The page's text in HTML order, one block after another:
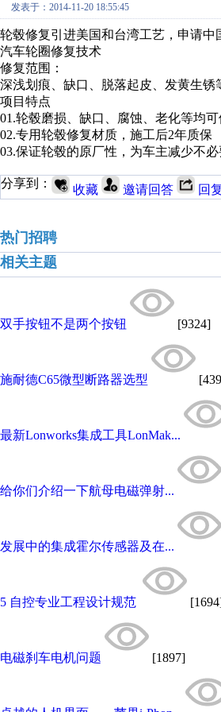
发表于：2014-11-20 18:55:45
轮毂修复引进美国和台湾工艺，申请中
汽车轮圈修复技术
修复范围：
深浅划痕、缺口、脱落起皮、发黄生
项目特点
01.轮毂磨损、缺口、腐蚀、老化等均可
02.专用轮毂修复材质，施工后2年质保
03.保证轮毂的原厂性，为车主减少不
分享到： 收藏 邀请回答 回
热门招聘
相关主题
双手按钮不是两个按钮 [9324]
施耐德C65微型断路器选型
最新Lonworks集成工具LonMak...
给你们介绍一下航母电磁弹射...
发展中的集成霍尔传感器及在...
5 自控专业工程设计规范
电磁刹车电机问题 [1897]